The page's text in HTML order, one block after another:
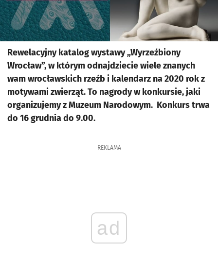
Rewelacyjny katalog wystawy „Wyrzeźbiony
Wrocław”, w którym odnajdziecie wiele znanych
wam wrocławskich rzeźb i kalendarz na 2020 rok z
motywami zwierząt. To nagrody w konkursie, jaki
organizujemy z Muzeum Narodowym. Konkurs trwa
do 16 grudnia do 9.00.
REKLAMA
ad